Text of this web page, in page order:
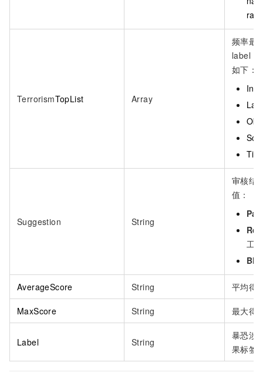
TerrorismTopList Array
频率最
label，
如下：
Suggestion String
审核结
值：
工
AverageScore String 平均得
MaxScore String 最大得
Label String
暴恐涉
果标签